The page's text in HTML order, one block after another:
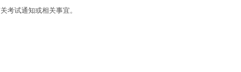
考试通知或相关事宜。